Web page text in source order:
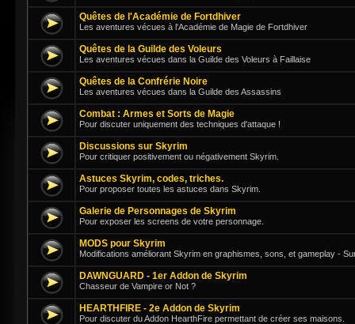
Quêtes de l'Académie de Fortdhiver
Les aventures vécues à l'Académie de Magie de Fortdhiver
Quêtes de la Guilde des Voleurs
Les aventures vécues dans la Guilde des Voleurs à Faillaise
Quêtes de la Confrérie Noire
Les aventures vécues dans la Guilde des Assassins
Combat : Armes et Sorts de Magie
Pour discuter uniquement des techniques d'attaque !
Discussions sur Skyrim
Pour critiquer positivement ou négativement Skyrim.
Astuces Skyrim, codes, triches.
Pour proposer toutes les astuces dans Skyrim.
Galerie de Personnages de Skyrim
Pour exposer les screens de votre personnage.
MODS pour Skyrim
Modifications améliorant Skyrim en graphismes, sons, et gameplay -
DAWNGUARD - 1er Addon de Skyrim
Chasseur de Vampire or Not ?
HEARTHFIRE - 2e Addon de Skyrim
Pour discuter du Addon HearthFire permettant de créer ses maisons.